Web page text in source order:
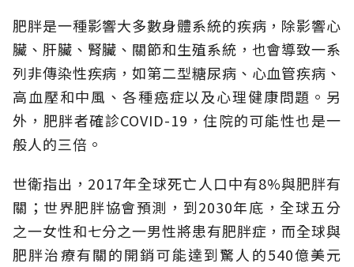
肥胖是一種影響大多數身體系統的疾病，除影響心
臟、肝臟、腎臟、關節和生殖系統，也會導致一系
列非傳染性疾病，如第二型糖尿病、心血管疾病、
高血壓和中風、各種癌症以及心理健康問題。另
外，肥胖者確診COVID-19，住院的可能性也是一
般人的三倍。
世衛指出，2017年全球死亡人口中有8%與肥胖有
關；世界肥胖協會預測，到2030年底，全球五分
之一女性和七分之一男性將患有肥胖症，而全球與
肥胖治療有關的開銷可能達到驚人的540億美元